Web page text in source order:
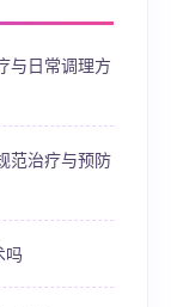
与日常调理方
范治疗与预防
吗